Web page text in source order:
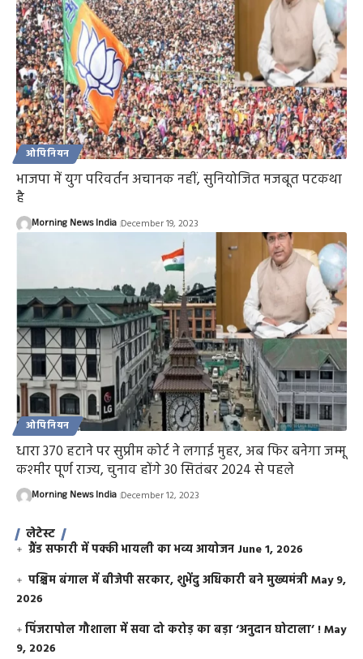
ओपिनियन
भाजपा में युग परिवर्तन अचानक नहीं, सुनियोजित मजबूत पटकथा
है
Morning News India December 19, 2023
ओपिनियन
धारा 370 हटाने पर सुप्रीम कोर्ट ने लगाई मुहर, अब फिर बनेगा जम्मू
कश्मीर पूर्ण राज्य, चुनाव होंगे 30 सितंबर 2024 से पहले
Morning News India December 12, 2023
लेटेस्ट
ग्रैंड सफारी में पक्की भायली का भव्य आयोजन June 1, 2026
पश्चिम बंगाल में बीजेपी सरकार, शुभेंदु अधिकारी बने मुख्यमंत्रीMay 9,
2026
​पिंजरापोल गौशाला में सवा दो करोड़ का बड़ा ‘अनुदान घोटाला’ !May
9, 2026